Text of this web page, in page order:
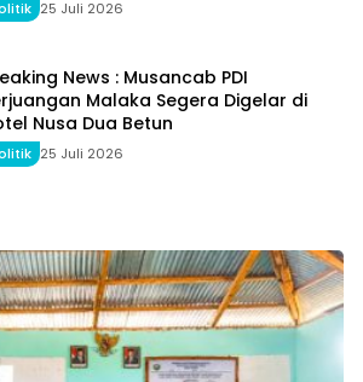
25 Juli 2026
News : Musancab PDI
Malaka Segera Digelar di
Nusa Dua Betun
25 Juli 2026